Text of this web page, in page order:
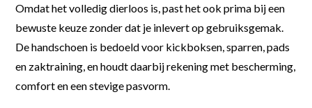
Omdat het volledig dierloos is, past het ook prima bij een
bewuste keuze zonder dat je inlevert op gebruiksgemak.
De handschoen is bedoeld voor kickboksen, sparren, pads
en zaktraining, en houdt daarbij rekening met bescherming,
comfort en een stevige pasvorm.